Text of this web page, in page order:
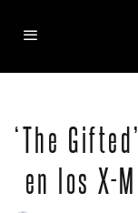
‘The
en los X-